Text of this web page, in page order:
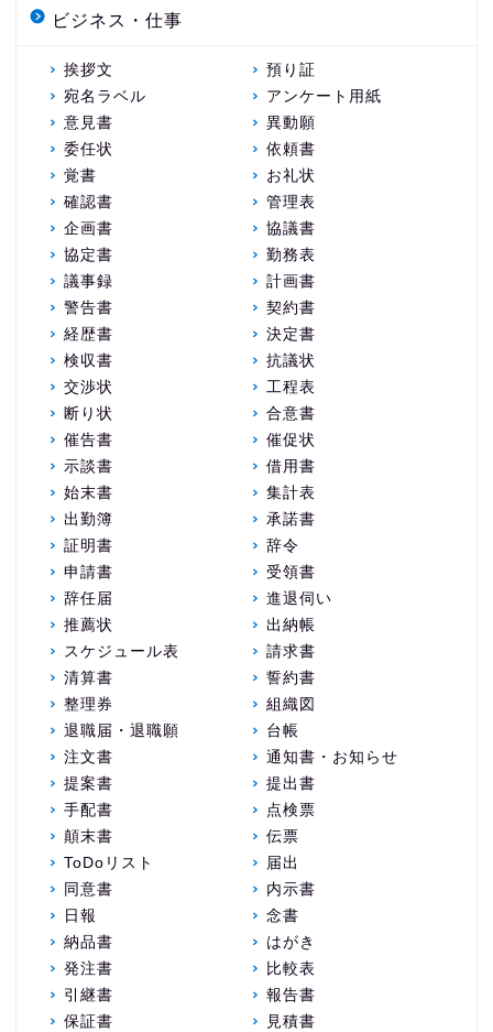
ビジネス・仕事
挨拶文
預り証
宛名ラベル
アンケート用紙
意見書
異動願
委任状
依頼書
覚書
お礼状
確認書
管理表
企画書
協議書
協定書
勤務表
議事録
計画書
警告書
契約書
経歴書
決定書
検収書
抗議状
交渉状
工程表
断り状
合意書
催告書
催促状
示談書
借用書
始末書
集計表
出勤簿
承諾書
証明書
辞令
申請書
受領書
辞任届
進退伺い
推薦状
出納帳
スケジュール表
請求書
清算書
誓約書
整理券
組織図
退職届・退職願
台帳
注文書
通知書・お知らせ
提案書
提出書
手配書
点検票
顛末書
伝票
ToDoリスト
届出
同意書
内示書
日報
念書
納品書
はがき
発注書
比較表
引継書
報告書
保証書
見積書